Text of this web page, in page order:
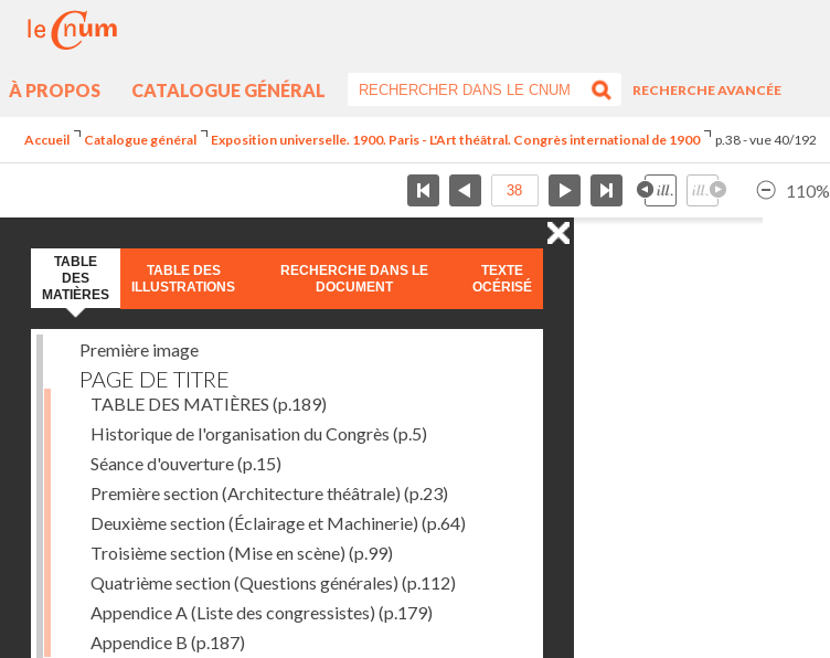
À PROPOS CATALOGUE GÉNÉRAL
RECHERCHE AVANCÉE
Accueil Catalogue général Exposition universelle. 1900. Paris - L'Art théâtral. Congrès international de 1900 p.38 - vue 40/192
110%
TABLE
DES
MATIÈRES
TABLE DES
ILLUSTRATIONS
RECHERCHE DANS LE
DOCUMENT
TEXTE
OCÉRISÉ
Première image
PAGE DE TITRE
TABLE DES MATIÈRES (p.189)
Historique de l'organisation du Congrès (p.5)
Séance d'ouverture(p.15)
Première section (Architecture théâtrale) (p.23)
Deuxième section (Éclairage et Machinerie) (p.64)
Troisième section (Mise en scène) (p.99)
Quatrième section (Questions générales) (p.112)
Appendice A (Liste des congressistes) (p.179)
Appendice B (p.187)